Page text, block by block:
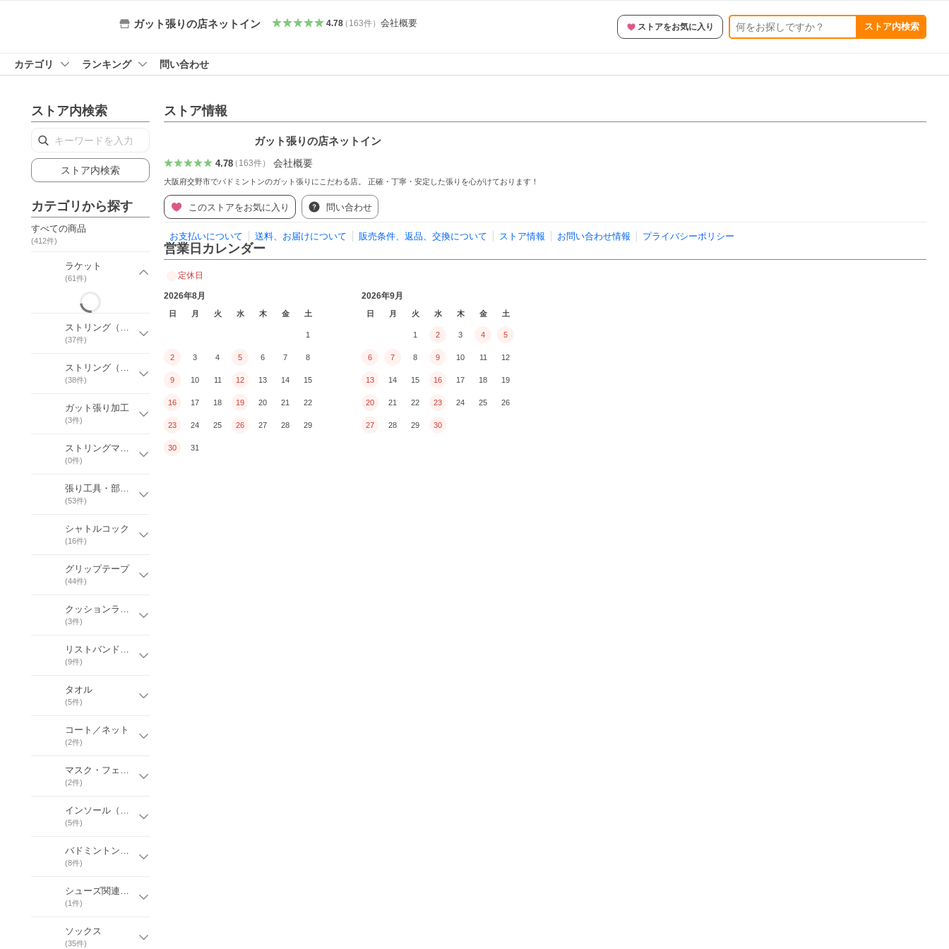
ガット張りの店ネットイン 4.78（ 163件） 会社概要 ストアをお気に入り ストア内検索
カテゴリ ランキング 問い合わせ
ストア内検索
ストア内検索
カテゴリから探す
すべての商品
(412件)
ラケット
(61件)
ストリング（単張）
(37件)
ストリング（ロール）
(38件)
ガット張り加工
(3件)
ストリングマシン
(0件)
張り工具・部品（グロメットetc）
(53件)
シャトルコック
(16件)
グリップテープ
(44件)
クッションラップ・テーピング
(3件)
リストバンド・ヘッドバンド
(9件)
タオル
(5件)
コート／ネット
(2件)
マスク・フェイスガード
(2件)
インソール（中敷き）
(5件)
バドミントンシューズ
(8件)
シューズ関連用品
(1件)
ソックス
(35件)
ストア情報
ガット張りの店ネットイン
4.78（ 163件） 会社概要
大阪府交野市でバドミントンのガット張りにこだわる店。 正確・丁寧・安定した張りを心がけております！
このストアをお気に入り 問い合わせ
お支払いについて 送料、お届けについて 販売条件、返品、交換について ストア情報 お問い合わせ情報 プライバシーポリシー
営業日カレンダー
定休日
2026年8月
日 月 火 水 木 金 土
1
2 3 4 5 6 7 8
9 10 11 12 13 14 15
16 17 18 19 20 21 22
23 24 25 26 27 28 29
30 31
2026年9月
日 月 火 水 木 金 土
1 2 3 4 5
6 7 8 9 10 11 12
13 14 15 16 17 18 19
20 21 22 23 24 25 26
27 28 29 30